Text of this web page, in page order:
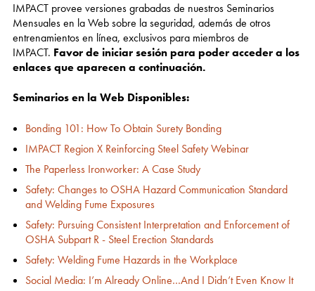
IMPACT provee versiones grabadas de nuestros Seminarios
Mensuales en la Web sobre la seguridad, además de otros
entrenamientos en línea, exclusivos para miembros de
IMPACT. Favor de iniciar sesión para poder acceder a los
enlaces que aparecen a continuación.
Seminarios en la Web Disponibles:
Bonding 101: How To Obtain Surety Bonding
IMPACT Region X Reinforcing Steel Safety Webinar
The Paperless Ironworker: A Case Study
Safety: Changes to OSHA Hazard Communication Standard
and Welding Fume Exposures
Safety: Pursuing Consistent Interpretation and Enforcement of
OSHA Subpart R - Steel Erection Standards
Safety: Welding Fume Hazards in the Workplace
Social Media: I’m Already Online…And I Didn’t Even Know It